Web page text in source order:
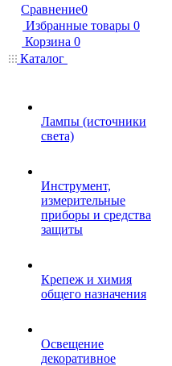
Сравнение0
Избранные товары 0
Корзина 0
Каталог
Лампы (источники
света)
Инструмент,
измерительные
приборы и средства
защиты
Крепеж и химия
общего назначения
Освещение
декоративное